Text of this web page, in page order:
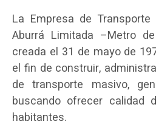
La Empresa de
Aburrá Limitada –Metro
creada el 31 de mayo de
el fin de construir,
de transporte masivo,
buscando ofrecer calidad
habitantes.